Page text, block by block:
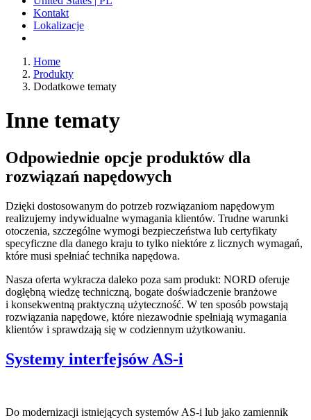
Kontakt
Lokalizacje
Home
Produkty
Dodatkowe tematy
Inne tematy
Odpowiednie opcje produktów dla
rozwiązań napędowych
Dzięki dostosowanym do potrzeb rozwiązaniom napędowym
realizujemy indywidualne wymagania klientów. Trudne warunki
otoczenia, szczególne wymogi bezpieczeństwa lub certyfikaty
specyficzne dla danego kraju to tylko niektóre z licznych wymagań,
które musi spełniać technika napędowa.
Nasza oferta wykracza daleko poza sam produkt: NORD oferuje
dogłębną wiedzę techniczną, bogate doświadczenie branżowe
i konsekwentną praktyczną użyteczność. W ten sposób powstają
rozwiązania napędowe, które niezawodnie spełniają wymagania
klientów i sprawdzają się w codziennym użytkowaniu.
Systemy interfejsów AS-i
Do modernizacji istniejących systemów AS-i lub jako zamiennik